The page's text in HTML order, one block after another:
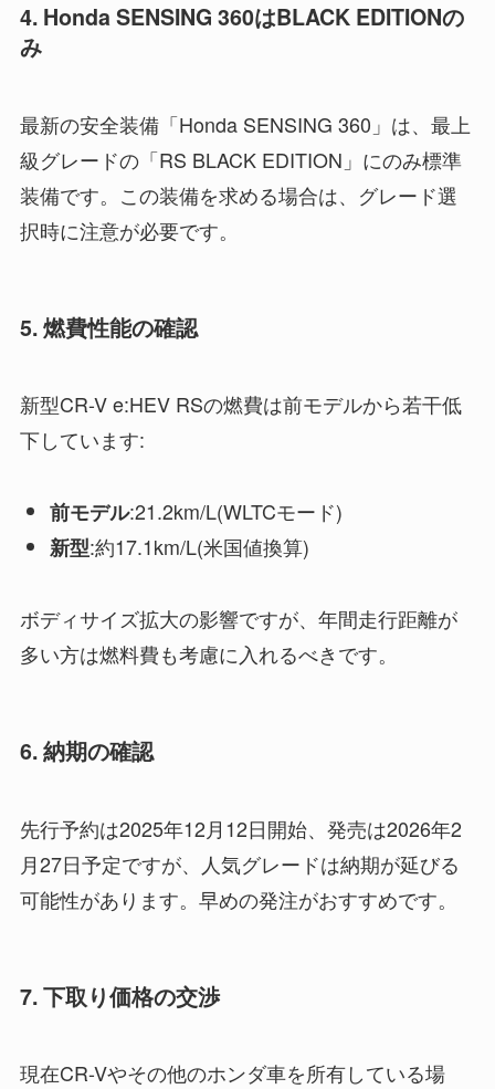
4. Honda SENSING 360はBLACK EDITIONの
み
最新の安全装備「Honda SENSING 360」は、最上
級グレードの「RS BLACK EDITION」にのみ標準
装備です。この装備を求める場合は、グレード選
択時に注意が必要です。
5. 燃費性能の確認
新型CR-V e:HEV RSの燃費は前モデルから若干低
下しています:
前モデル:21.2km/L(WLTCモード)
新型:約17.1km/L(米国値換算)
ボディサイズ拡大の影響ですが、年間走行距離が
多い方は燃料費も考慮に入れるべきです。
6. 納期の確認
先行予約は2025年12月12日開始、発売は2026年2
月27日予定ですが、人気グレードは納期が延びる
可能性があります。早めの発注がおすすめです。
7. 下取り価格の交渉
現在CR-Vやその他のホンダ車を所有している場